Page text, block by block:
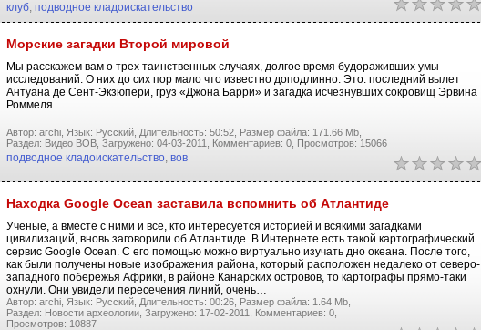
клуб, подводное кладоискательство
Морские загадки Второй мировой
Мы расскажем вам о трех таинственных случаях, долгое время будораживших умы
исследований. О них до сих пор мало что известно доподлинно. Это: последний вылет
Антуана де Сент-Экзюпери, груз «Джона Барри» и загадка исчезнувших сокровищ Эрвина
Роммеля.
Автор: archi, Язык: Русский, Длительность: 50:52, Размер файла: 171.66 Mb,
Раздел: Видео ВОВ, Загружено: 04-03-2011, Комментариев: 0, Просмотров: 15066
подводное кладоискательство, вов
Находка Google Ocean заставила вспомнить об Атлантиде
Ученые, а вместе с ними и все, кто интересуется историей и всякими загадками
цивилизаций, вновь заговорили об Атлантиде. В Интернете есть такой картографический
сервис Google Ocean. С его помощью можно виртуально изучать дно океана. После того,
как были получены новые изображения района, который расположен недалеко от северо-
западного побережья Африки, в районе Канарских островов, то картографы прямо-таки
охнули. Они увидели пересечения линий, очень…
Автор: archi, Язык: Русский, Длительность: 00:26, Размер файла: 1.64 Mb,
Раздел: Новости археологии, Загружено: 17-02-2011,
Комментариев: 0,
Просмотров: 10887